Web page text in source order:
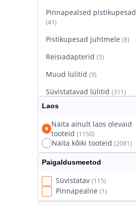
Pinnapealsed pistikupesad
(41)
Pistikupesad juhtmele (8)
Reisiadapterid (5)
Muud lülitid (9)
Süvistatavad lülitid (311)
Süvistatavad pistikupesad
Termostaatlülitid
Laos
Näita ainult laos olevaid
tooteid (1150)
Näita kõiki tooteid (2081)
Paigaldusmeetod
Süvistatav (115)
Pinnapealne (1)